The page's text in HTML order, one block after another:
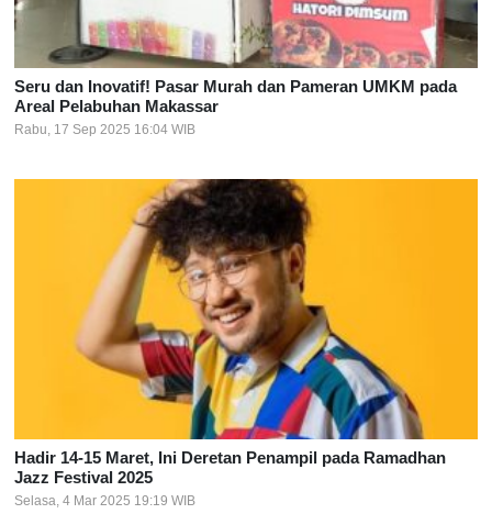
Seru dan Inovatif! Pasar Murah dan Pameran UMKM pada
Areal Pelabuhan Makassar
Rabu, 17 Sep 2025 16:04 WIB
Hadir 14-15 Maret, Ini Deretan Penampil pada Ramadhan
Jazz Festival 2025
Selasa, 4 Mar 2025 19:19 WIB